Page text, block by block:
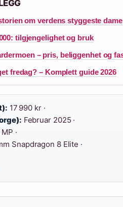
om verdens styggeste dame
tilgjengelighet og bruk
– pris, beliggenhet og
fredag? – Komplett guide 2026
17 990 kr ·
Februar 2025 ·
·
Snapdragon 8 Elite ·